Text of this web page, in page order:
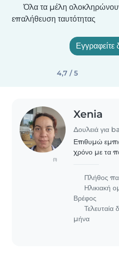
Όλα τα μέλη
επαλήθευση ταυτότητας
4,7 / 5
(1)
Xenia
Επιθυμώ
χρόνο με τα
Πλήθος
Ηλικιακή
Βρέφος
Τελευταία
μήνα